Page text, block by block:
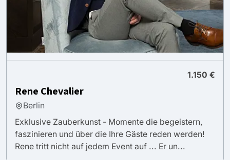
1.150 €
Rene Chevalier
Berlin
Exklusive Zauberkunst - Momente die begeistern,
faszinieren und über die Ihre Gäste reden werden!
Rene tritt nicht auf jedem Event auf ... Er un...